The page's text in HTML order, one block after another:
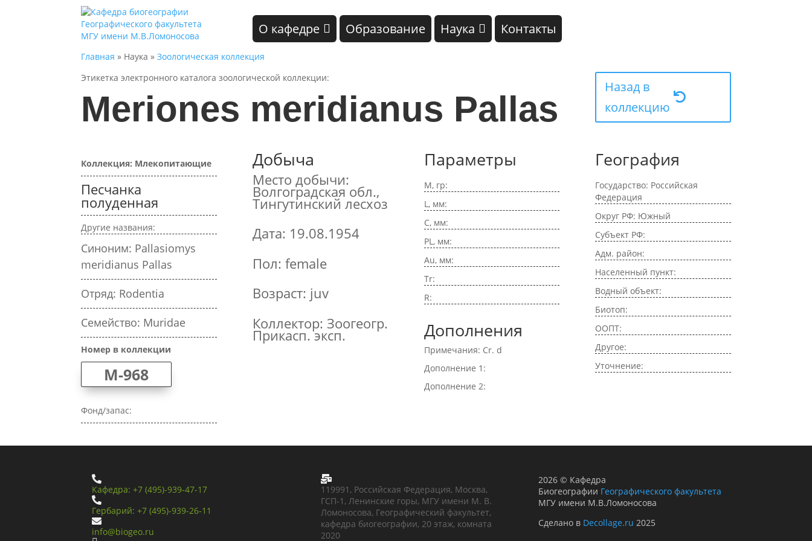
О кафедре Образование Наука Контакты
Главная » Наука »Зоологическая коллекция
Этикетка электронного каталога зоологической коллекции:
Meriones meridianus Pallas
Назад в
коллекцию
Коллекция: Млекопитающие
Песчанка
полуденная
Другие названия:
Синоним: Pallasiomys
meridianus Pallas
Отряд: Rodentia
Семейство: Muridae
Номер в коллекции
M-968
Фонд/запас:
Добыча
Место добычи:
Волгоградская обл.,
Тингутинский лесхоз
Дата: 19.08.1954
Пол: female
Возраст: juv
Коллектор: Зоогеогр.
Прикасп. эксп.
Параметры
M, гр:
L, мм:
C, мм:
PL, мм:
Au, мм:
Tr:
R:
Дополнения
Примечания: Cr. d
Дополнение 1:
Дополнение 2:
География
Государство: Российская
Федерация
Округ РФ: Южный
Субъект РФ:
Адм. район:
Населенный пункт:
Водный объект:
Биотоп:
ООПТ:
Другое:
Уточнение:

Кафедра: +7 (495)-939-47-17

Гербарий: +7 (495)-939-26-11

info@biogeo.ru

119991, Российская Федерация, Москва,
ГСП-1, Ленинские горы, МГУ имени М. В.
Ломоносова, Географический факультет,
кафедра биогеографии, 20 этаж, комната
2020
2026 © Кафедра
Биогеографии Географического факультета
МГУ имени М.В.Ломоносова
Сделано в Decollage.ru 2025